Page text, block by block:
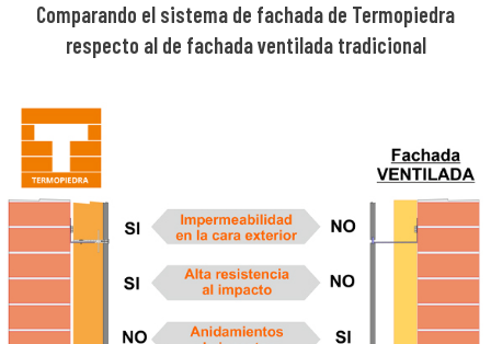
Comparando el sistema de fachada de Termopiedra
respecto al de fachada ventilada tradicional